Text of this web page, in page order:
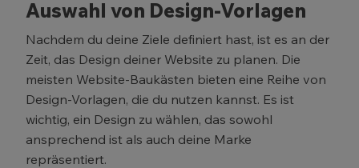
Auswahl von Design-Vorlagen
Nachdem du deine Ziele definiert hast, ist es an der
Zeit, das Design deiner Website zu planen. Die
meisten Website-Baukästen bieten eine Reihe von
Design-Vorlagen, die du nutzen kannst. Es ist
wichtig, ein Design zu wählen, das sowohl
ansprechend ist als auch deine Marke
repräsentiert.